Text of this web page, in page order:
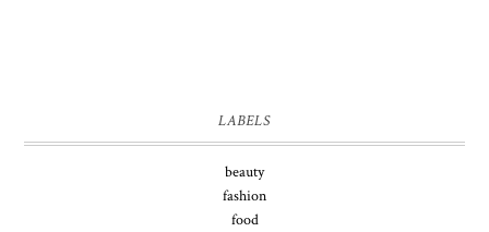
LABELS
beauty
fashion
food